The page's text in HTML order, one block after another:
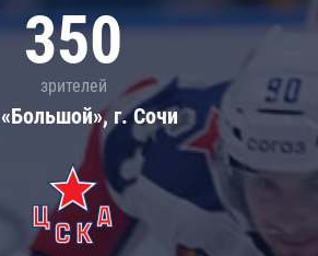
350
зрителей
г. Сочи